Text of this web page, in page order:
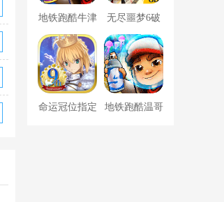
地铁跑酷牛津
版内置菜单
无尽噩梦6破
解版内置菜单
MOD修改器
命运冠位指定 地铁跑酷温哥